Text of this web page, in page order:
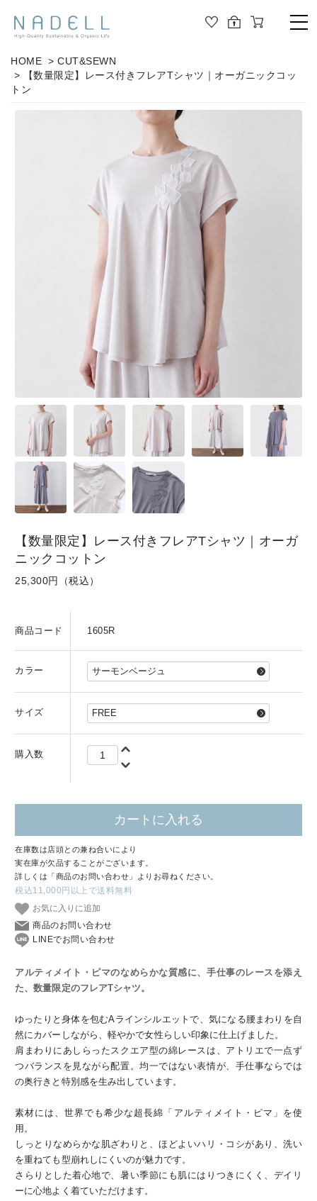
TOP
PRODUCT
CUT&SEWN
PANTS / LEGGINS
GOODS
FORMAL
ORGANIC COTTON
HOME > CUT&SEWN
> 【数量限定】レース付きフレアTシャツ｜オーガニックコッ
トン
【数量限定】レース付きフレアTシャツ｜オーガ
ニックコットン
25,300円（税込）
商品コード 1605R
カラー
サイズ
購入数
カートに入れる
在庫数は店頭との兼ね合いにより
実在庫が欠品することがございます。
詳しくは「商品のお問い合わせ」よりお尋ねください。
税込11,000円以上で送料無料
お気に入りに追加
商品のお問い合わせ
LINEでお問い合わせ
アルティメイト・ピマのなめらかな質感に、手仕事のレースを添え
た、数量限定のフレアTシャツ。
ゆったりと身体を包むAラインシルエットで、気になる腰まわりを自
然にカバーしながら、軽やかで女性らしい印象に仕上げました。
肩まわりにあしらったスクエア型の綿レースは、アトリエで一点ず
つバランスを見ながら配置。均一ではない表情が、手仕事ならでは
の奥行きと特別感を生み出しています。
素材には、世界でも希少な超長綿「アルティメイト・ピマ」を使
用。
しっとりなめらかな肌ざわりと、ほどよいハリ・コシがあり、洗い
を重ねても型崩れしにくいのが魅力です。
さらりとした着心地で、暑い季節にも肌にはりつきにくく、デイリ
ーに心地よく着ていただけます。